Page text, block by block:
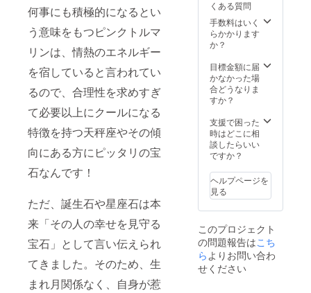
何事にも積極的になるとい
う意味をもつピンクトルマ
リンは、情熱のエネルギー
を宿していると言われてい
るので、合理性を求めすぎ
て必要以上にクールになる
特徴を持つ天秤座やその傾
向にある方にピッタリの宝
石なんです！
ただ、誕生石や星座石は本
来「その人の幸せを見守る
宝石」として言い伝えられ
てきました。そのため、生
まれ月関係なく、自身が惹
ザイン
のバラ
ンスを
考えた
大きさ
の宝石
を使
い、洗
たデザ
インに
してお
りま
す。"
さい。
[内容]
鑑定歴
34年の
が発見
し、厳
選した
た、10
金の
ジュエ
リーで
す。金
の資産
けでは
なく、
末永く
愛用で
きるよ
う、デ
ザイン
写真と
実際の
商品で
プレイ
によっ
て色合
じる場
合がご
ざいま
す。ご
さい。
鑑定歴
34年の
熟練バ
イヤー
が発見
し、厳
選した
す。予
めご了
承くだ
の価格
には消
費税・
ます。
※ご注文
状況、
使用部
給状
況、製
造工程
上の都
より出
荷時期
が遅れ
る場合
ル写真
とは色
合いや
ラ、模
様の出
方が異
細かい
キズや
内包物
が含ま
合がご
ざいま
す。予
めご了
さい。
※こちら
の価格
には消
費税・
ラー】
K10YG
（イエ
ロー
ド）/K1
0WG（
ホワイ
トゴー
ド）/K1
0PG（
ピンク
ゴール
オプ
ション
より3種
類から
いただ
けま
す。 ※
天然石
を使っ
くある質問
手数料はいく
らかかります
か？
目標金額に届
かなかった場
合どうなりま
すか？
支援で困った
時はどこに相
談したらいい
ですか？
ヘルプページを
見る
このプロジェクト
の問題報告はこち
ら よりお問い合わ
せください